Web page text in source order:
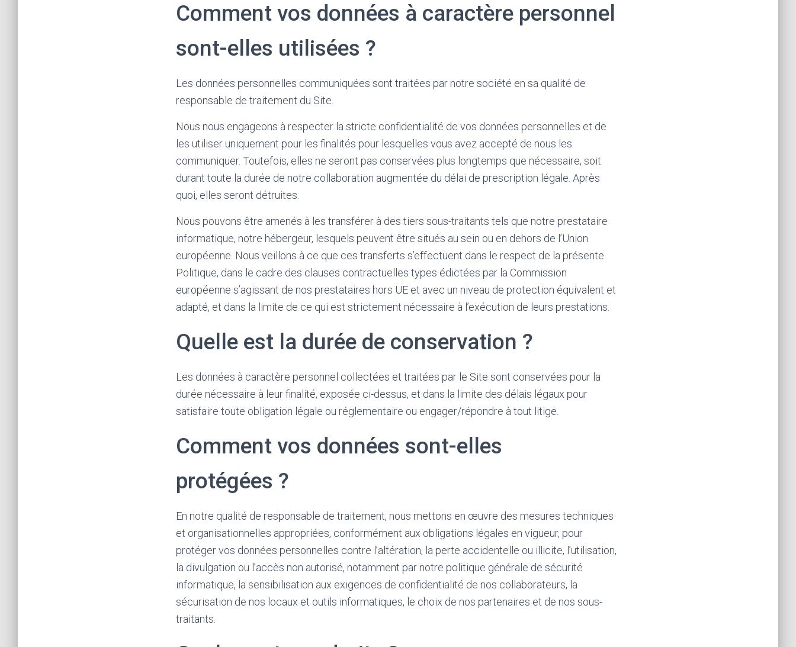
Comment vos données à caractère personnel
sont-elles utilisées ?
Les données personnelles communiquées sont traitées par notre société en sa qualité de
responsable de traitement du Site.
Nous nous engageons à respecter la stricte confidentialité de vos données personnelles et de
les utiliser uniquement pour les finalités pour lesquelles vous avez accepté de nous les
communiquer. Toutefois, elles ne seront pas conservées plus longtemps que nécessaire, soit
durant toute la durée de notre collaboration augmentée du délai de prescription légale. Après
quoi, elles seront détruites.
Nous pouvons être amenés à les transférer à des tiers sous-traitants tels que notre prestataire
informatique, notre hébergeur, lesquels peuvent être situés au sein ou en dehors de l’Union
européenne. Nous veillons à ce que ces transferts s’effectuent dans le respect de la présente
Politique, dans le cadre des clauses contractuelles types édictées par la Commission
européenne s’agissant de nos prestataires hors UE et avec un niveau de protection équivalent et
adapté, et dans la limite de ce qui est strictement nécessaire à l’exécution de leurs prestations.
Quelle est la durée de conservation ?
Les données à caractère personnel collectées et traitées par le Site sont conservées pour la
durée nécessaire à leur finalité, exposée ci-dessus, et dans la limite des délais légaux pour
satisfaire toute obligation légale ou réglementaire ou engager/répondre à tout litige.
Comment vos données sont-elles
protégées ?
En notre qualité de responsable de traitement, nous mettons en œuvre des mesures techniques
et organisationnelles appropriées, conformément aux obligations légales en vigueur, pour
protéger vos données personnelles contre l’altération, la perte accidentelle ou illicite, l’utilisation,
la divulgation ou l’accès non autorisé, notamment par notre politique générale de sécurité
informatique, la sensibilisation aux exigences de confidentialité de nos collaborateurs, la
sécurisation de nos locaux et outils informatiques, le choix de nos partenaires et de nos sous-
traitants.